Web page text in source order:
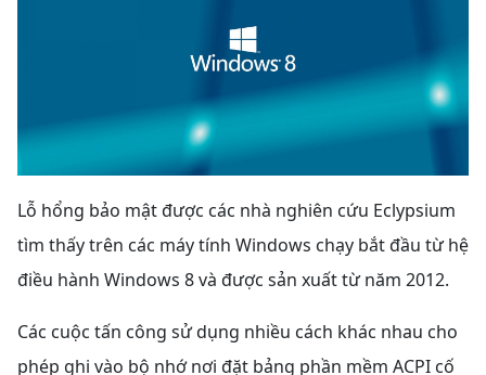
Lỗ hổng bảo mật được các nhà nghiên cứu Eclypsium
tìm thấy trên các máy tính Windows chạy bắt đầu từ hệ
điều hành Windows 8 và được sản xuất từ năm 2012.
Các cuộc tấn công sử dụng nhiều cách khác nhau cho
phép ghi vào bộ nhớ nơi đặt bảng phần mềm ACPI cố